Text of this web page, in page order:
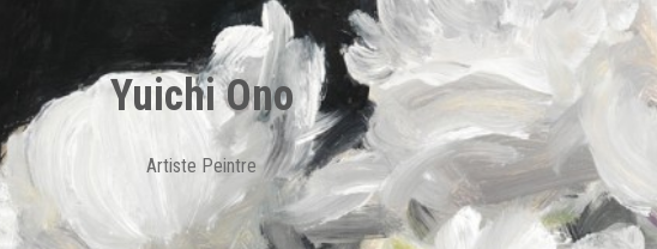
Yuichi Ono
Artiste Peintre